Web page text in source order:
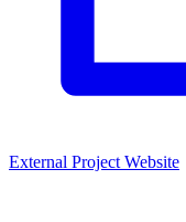
External Project Website